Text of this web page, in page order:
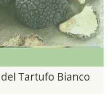
Tartufo Bianco